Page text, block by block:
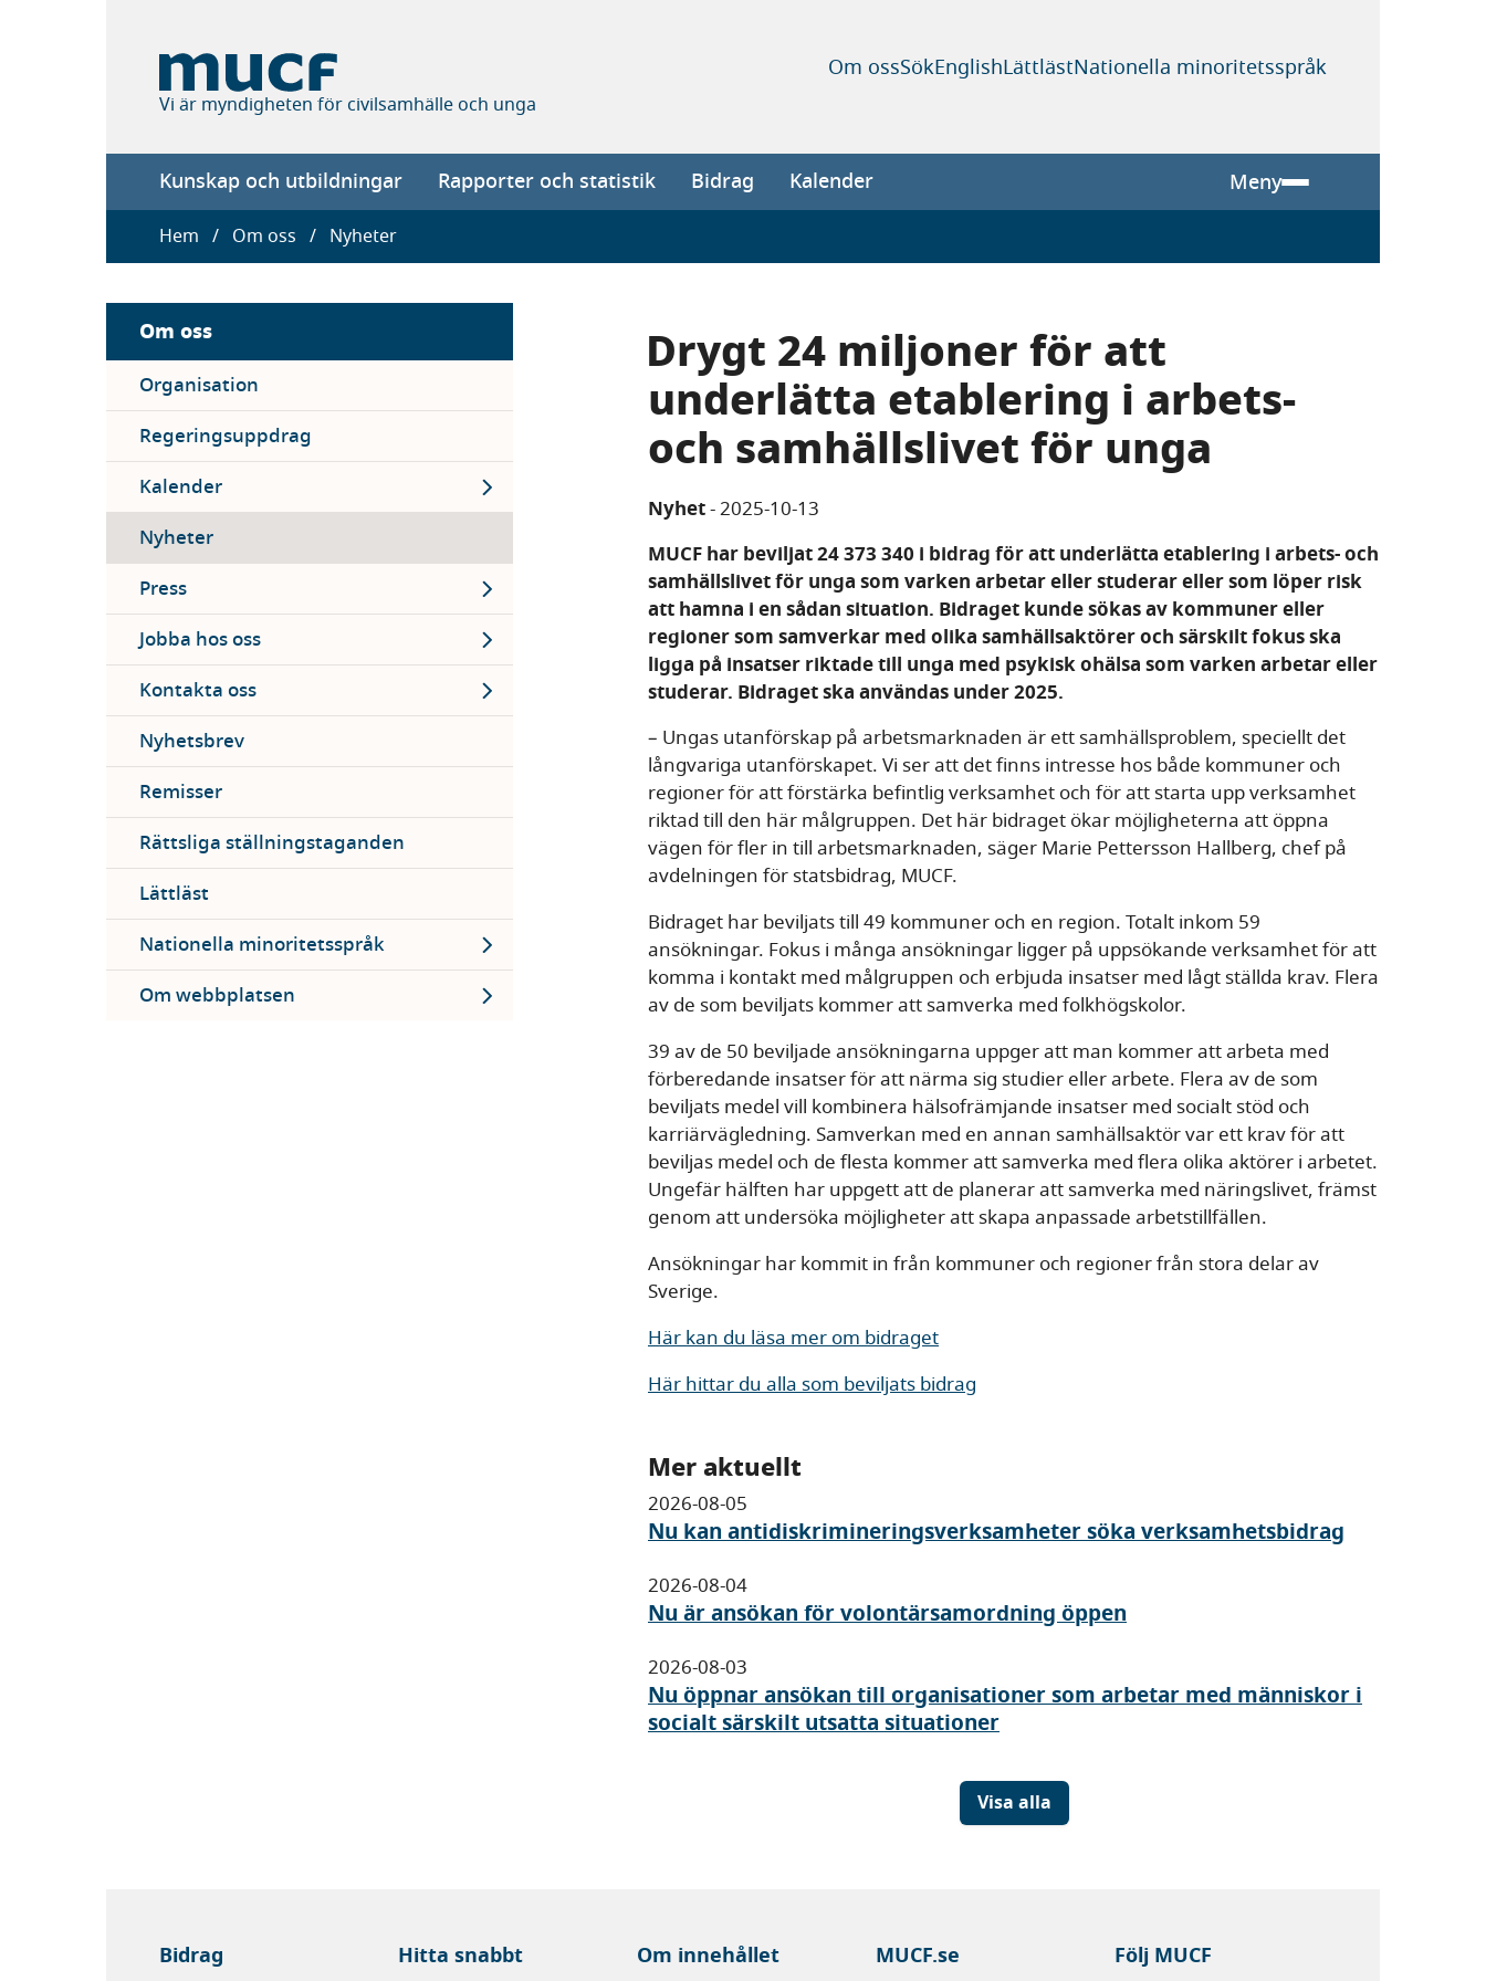
Vi är myndigheten för civilsamhälle och unga
Om ossSökEnglishLättlästNationella minoritetsspråk
Main
navigation
Kunskap och utbildningar Rapporter och statistik Bidrag Kalender Meny
Länkstig
Hem Om oss Nyheter
Sidebar
menu
Om oss
Organisation
Regeringsuppdrag
Kalender
Expand
Nyheter
Press
Expand
Jobba hos oss Expand
Kontakta oss Expand
Nyhetsbrev
Remisser
Rättsliga ställningstaganden
Lättläst
Nationella minoritetsspråk
Expand
Om webbplatsen Expand
Drygt 24 miljoner för att
underlätta etablering i arbets-
och samhällslivet för unga
Nyhet-2025-10-13
MUCF har beviljat 24 373 340 i bidrag för att underlätta etablering i arbets- och
samhällslivet för unga som varken arbetar eller studerar eller som löper risk
att hamna i en sådan situation. Bidraget kunde sökas av kommuner eller
regioner som samverkar med olika samhällsaktörer och särskilt fokus ska
ligga på insatser riktade till unga med psykisk ohälsa som varken arbetar eller
studerar. Bidraget ska användas under 2025.
– Ungas utanförskap på arbetsmarknaden är ett samhällsproblem, speciellt det
långvariga utanförskapet. Vi ser att det finns intresse hos både kommuner och
regioner för att förstärka befintlig verksamhet och för att starta upp verksamhet
riktad till den här målgruppen. Det här bidraget ökar möjligheterna att öppna
vägen för fler in till arbetsmarknaden, säger Marie Pettersson Hallberg, chef på
avdelningen för statsbidrag, MUCF.
Bidraget har beviljats till 49 kommuner och en region. Totalt inkom 59
ansökningar. Fokus i många ansökningar ligger på uppsökande verksamhet för att
komma i kontakt med målgruppen och erbjuda insatser med lågt ställda krav. Flera
av de som beviljats kommer att samverka med folkhögskolor.
39 av de 50 beviljade ansökningarna uppger att man kommer att arbeta med
förberedande insatser för att närma sig studier eller arbete. Flera av de som
beviljats medel vill kombinera hälsofrämjande insatser med socialt stöd och
karriärvägledning. Samverkan med en annan samhällsaktör var ett krav för att
beviljas medel och de flesta kommer att samverka med flera olika aktörer i arbetet.
Ungefär hälften har uppgett att de planerar att samverka med näringslivet, främst
genom att undersöka möjligheter att skapa anpassade arbetstillfällen.
Ansökningar har kommit in från kommuner och regioner från stora delar av
Sverige.
Här kan du läsa mer om bidraget
Här hittar du alla som beviljats bidrag
Mer aktuellt
2026-08-05
Nu kan antidiskrimineringsverksamheter söka verksamhetsbidrag
2026-08-04
Nu är ansökan för volontärsamordning öppen
2026-08-03
Nu öppnar ansökan till organisationer som arbetar med människor i
socialt särskilt utsatta situationer
Visa alla
Bidrag
Hitta snabbt
Om innehållet
MUCF.se
Följ MUCF